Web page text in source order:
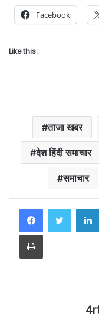
Facebook
Like this:
ताजा खबर
देश हिंदी समाचार
समाचार
Print